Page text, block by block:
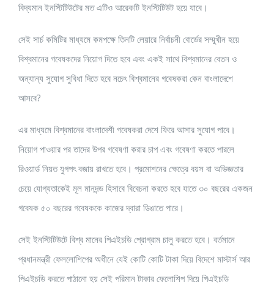
বিদ্যমান ইনস্টিটিউটের মত এটিও আরেকটি ইনস্টিটিউট হয়ে যাবে।
সেই সার্চ কমিটির মাধ্যমে কমপক্ষে তিনটি লেয়ারে নির্বাচনী বোর্ডের সম্মুখীন হয়ে
বিশ্বমানের গবেষকদের নিয়োগ দিতে হবে এবং একই সাথে বিশ্বমানের বেতন ও
অন্যান্য সুযোগ সুবিধা দিতে হবে নচেৎ বিশ্বমানের গবেষকরা কেন বাংলাদেশে
আসবে?
এর মাধ্যমে বিশ্বমানের বাংলাদেশী গবেষকরা দেশে ফিরে আসার সুযোগ পাবে।
নিয়োগ পাওয়ার পর তাদের উপর গবেষণা করার চাপ এবং গবেষণা করতে পারলে
রিওয়ার্ড নিয়ত যুগপৎ বজায় রাখতে হবে। প্রমোশনের ক্ষেত্রে বয়স বা অভিজ্ঞতার
চেয়ে যোগ্যতাকেই মূল মানদন্ড হিসাবে বিবেচনা করতে হবে যাতে ৩০ বছরের একজন
গবেষক ৫০ বছরের গবেষককে কাজের দ্বারা ডিঙাতে পারে।
সেই ইনস্টিটিউটে বিশ্ব মানের পিএইচডি প্রোগ্রাম চালু করতে হবে। বর্তমানে
প্রধানমন্ত্রী ফেললোশিপের অধীনে যেই কোটি কোটি টাকা দিয়ে বিদেশে মাস্টার্স আর
পিএইচডি করতে পাঠানো হয় সেই পরিমান টাকার ফেলোশিপ দিয়ে পিএইচডি